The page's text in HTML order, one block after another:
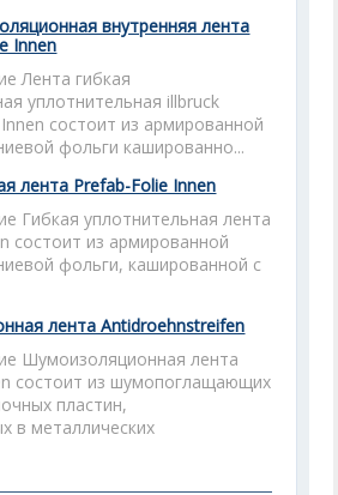
внутренняя лента
Innen
Лента гибкая
уплотнительная illbruck
состоит из армированной
фольги кашированно...
лента Prefab-Folie Innen
Гибкая уплотнительная лента
состоит из армированной
фольги, кашированной с
лента Antidroehnstreifen
Шумоизоляционная лента
состоит из шумопоглащающих
пластин,
в металлических